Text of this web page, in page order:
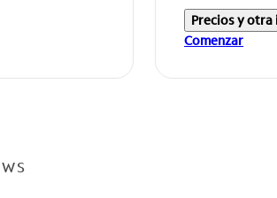
Precios y
Comenzar